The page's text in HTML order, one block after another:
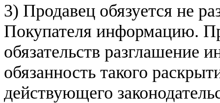
3) Продавец обязуется не
Покупателя информацию.
обязательств разглашение
обязанность такого
действующего